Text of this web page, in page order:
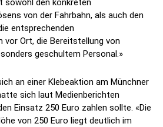
sowohl den konkreten
von der Fahrbahn, als auch den
entsprechenden
vor Ort, die Bereitstellung von
geschultem Personal.»
an einer Klebeaktion am Münchner
sich laut Medienberichten
Einsatz 250 Euro zahlen sollte. «Die
von 250 Euro liegt deutlich im